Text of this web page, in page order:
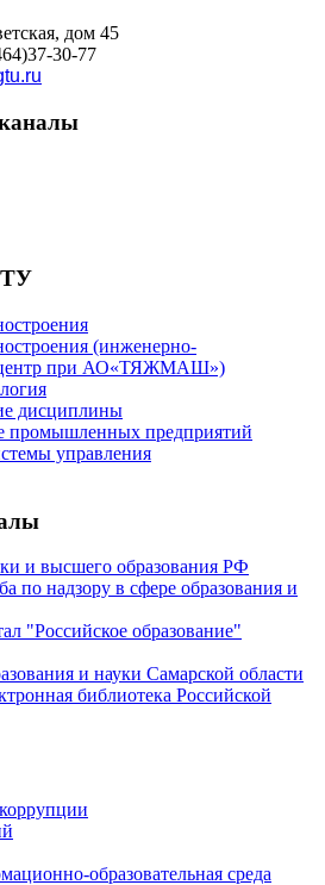
дом 45
30-77
(инженерно-
центр при АО«ТЯЖМАШ»)
дисциплины
промышленных предприятий
управления
и высшего образования РФ
по надзору в сфере образования и
"Российское образование"
и науки Самарской области
библиотека Российской
образовательная среда